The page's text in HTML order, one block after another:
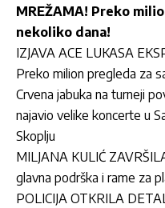
MREŽAMA! Preko
nekoliko dana!
IZJAVA ACE LUKASA
Preko milion pregleda za
Crvena jabuka na turneji
najavio velike koncerte u
Skoplju
MILJANA KULIĆ
glavna podrška i rame za
POLICIJA OTKRILA